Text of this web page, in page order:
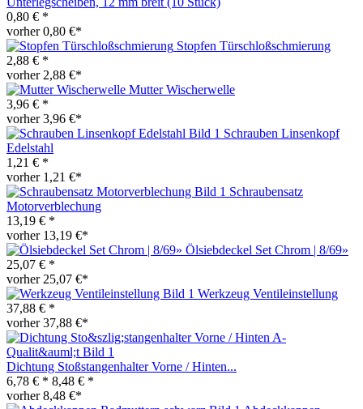
0,80 € *
vorher 0,80 €*
Stopfen Türschloßschmierung
2,88 € *
vorher 2,88 €*
Mutter Wischerwelle
3,96 € *
vorher 3,96 €*
Schrauben Linsenkopf
Edelstahl
1,21 € *
vorher 1,21 €*
Schraubensatz
Motorverblechung
13,19 € *
vorher 13,19 €*
Ölsiebdeckel Set Chrom | 8/69»
25,07 € *
vorher 25,07 €*
Werkzeug Ventileinstellung
37,88 € *
vorher 37,88 €*
Dichtung Stoßstangenhalter Vorne / Hinten...
6,78 € * 8,48 € *
vorher 8,48 €*